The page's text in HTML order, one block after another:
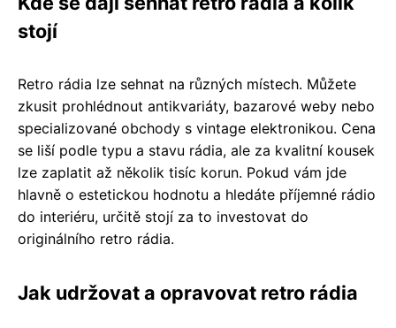
stojí
Retro rádia lze sehnat na různých místech. Můžete
zkusit prohlédnout antikvariáty, bazarové weby nebo
specializované obchody s vintage elektronikou. Cena
se liší podle typu a stavu rádia, ale za kvalitní kousek
lze zaplatit až několik tisíc korun. Pokud vám jde
hlavně o estetickou hodnotu a hledáte příjemné rádio
do interiéru, určitě stojí za to investovat do
originálního retro rádia.
Jak udržovat a opravovat retro rádia